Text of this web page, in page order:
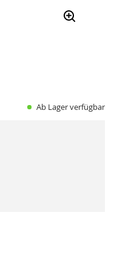
Ab Lager verfügbar